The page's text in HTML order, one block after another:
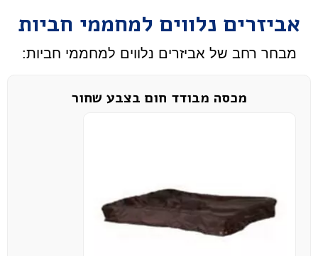
אביזרים נלווים למחממי חביות
מבחר רחב של אביזרים נלווים למחממי חביות:
מכסה מבודד חום בצבע שחור